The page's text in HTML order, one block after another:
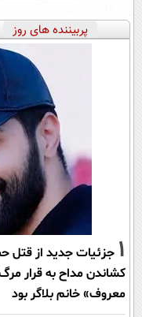
پربیننده های روز
1 جزئیات جدید از قتل
معروف» خانم بلاگر بود